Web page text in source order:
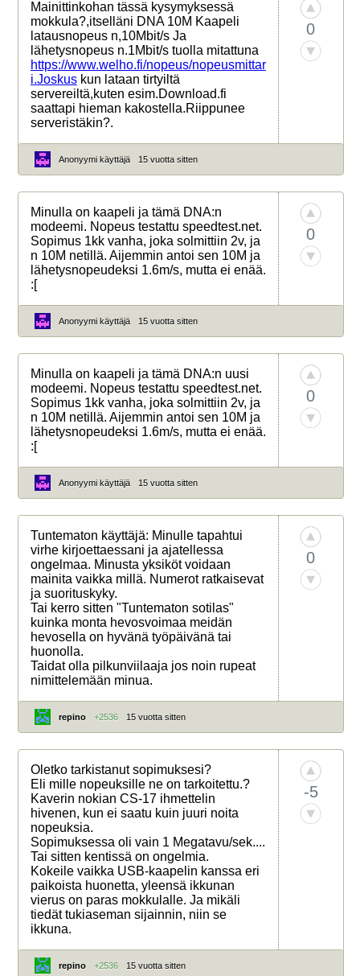
Mainittinkohan tässä kysymyksessä
mokkula?,itselläni DNA 10M Kaapeli
latausnopeus n,10Mbit/s Ja
lähetysnopeus n.1Mbit/s tuolla mitattuna
https://www.welho.fi/nopeus/nopeusmittar
i.Joskuskun lataan tirtyiltä
servereiltä,kuten esim.Download.fi
saattapi hieman kakostella.Riippunee
serveristäkin?.
0
Anonyymi käyttäjä 15 vuotta sitten
Minulla on kaapeli ja tämä DNA:n
modeemi. Nopeus testattu speedtest.net.
Sopimus 1kk vanha, joka solmittiin 2v, ja
n 10M netillä. Aijemmin antoi sen 10M ja
lähetysnopeudeksi 1.6m/s, mutta ei enää.
:[
0
Anonyymi käyttäjä 15 vuotta sitten
Minulla on kaapeli ja tämä DNA:n uusi
modeemi. Nopeus testattu speedtest.net.
Sopimus 1kk vanha, joka solmittiin 2v, ja
n 10M netillä. Aijemmin antoi sen 10M ja
lähetysnopeudeksi 1.6m/s, mutta ei enää.
:[
0
Anonyymi käyttäjä 15 vuotta sitten
Tuntematon käyttäjä: Minulle tapahtui
virhe kirjoettaessani ja ajatellessa
ongelmaa. Minusta yksiköt voidaan
mainita vaikka millä. Numerot ratkaisevat
ja suorituskyky.
Tai kerro sitten "Tuntematon sotilas"
kuinka monta hevosvoimaa meidän
hevosella on hyvänä työpäivänä tai
huonolla.
Taidat olla pilkunviilaaja jos noin rupeat
nimittelemään minua.
0
repino +2536 15 vuotta sitten
Oletko tarkistanut sopimuksesi?
Eli mille nopeuksille ne on tarkoitettu.?
Kaverin nokian CS-17 ihmettelin
hivenen, kun ei saatu kuin juuri noita
nopeuksia.
Sopimuksessa oli vain 1 Megatavu/sek....
Tai sitten kentissä on ongelmia.
Kokeile vaikka USB-kaapelin kanssa eri
paikoista huonetta, yleensä ikkunan
vierus on paras mokkulalle. Ja mikäli
tiedät tukiaseman sijainnin, niin se
ikkuna.
-5
repino +2536 15 vuotta sitten